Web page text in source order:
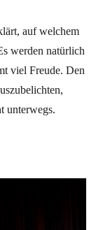
auf welchem
werden natürlich
viel Freude. Den
unterwegs.